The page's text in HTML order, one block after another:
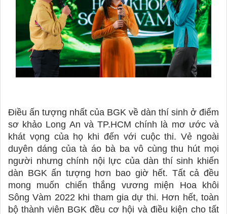
Điều ấn tượng nhất của BGK về dàn thí sinh ở điểm
sơ khảo Long An và TP.HCM chính là mơ ước và
khát vọng của họ khi đến với cuộc thi. Vẻ ngoài
duyên dáng của tà áo bà ba vô cùng thu hút mọi
người nhưng chính nội lực của dàn thí sinh khiến
dàn BGK ấn tượng hơn bao giờ hết. Tất cả đều
mong muốn chiến thắng vương miện Hoa khôi
Sông Vàm 2022 khi tham gia dự thi. Hơn hết, toàn
bộ thành viên BGK đều cơ hội và điều kiện cho tất